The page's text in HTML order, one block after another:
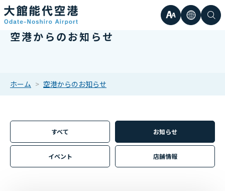
文
イ
ズ
言検
空港からのお知らせ
ホーム 空港からのお知らせ
すべて お知らせ
イベント 店舗情報